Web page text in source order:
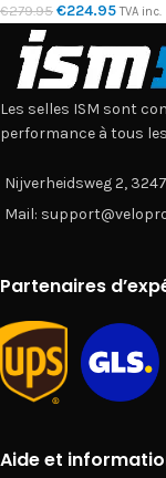
€279.95 €224.95TVA inc.
Les selles ISM sont
performance à tous
Nijverheidsweg 2,
Mail:
Partenaires
Aide et